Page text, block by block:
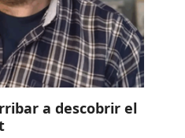
a descobrir el